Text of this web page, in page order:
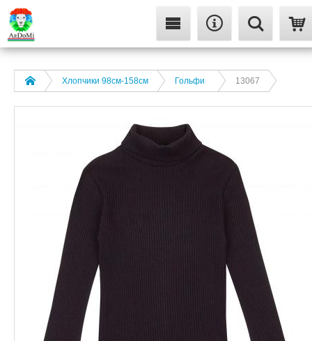
Хлопчики 98см-158см Гольфи 13067